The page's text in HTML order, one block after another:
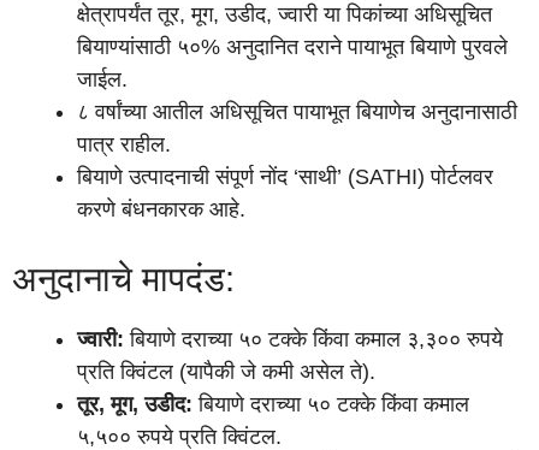
क्षेत्रापर्यंत तूर, मूग, उडीद, ज्वारी या पिकांच्या अधिसूचित
बियाण्यांसाठी ५०% अनुदानित दराने पायाभूत बियाणे पुरवले
जाईल.
८ वर्षांच्या आतील अधिसूचित पायाभूत बियाणेच अनुदानासाठी
पात्र राहील.
बियाणे उत्पादनाची संपूर्ण नोंद ‘साथी’ (SATHI) पोर्टलवर
करणे बंधनकारक आहे.
अनुदानाचे मापदंड:
ज्वारी: बियाणे दराच्या ५० टक्के किंवा कमाल ३,३०० रुपये
प्रति क्विंटल (यापैकी जे कमी असेल ते).
तूर, मूग, उडीद: बियाणे दराच्या ५० टक्के किंवा कमाल
५,५०० रुपये प्रति क्विंटल.